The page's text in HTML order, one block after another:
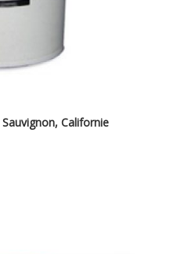
Sauvignon, Californie